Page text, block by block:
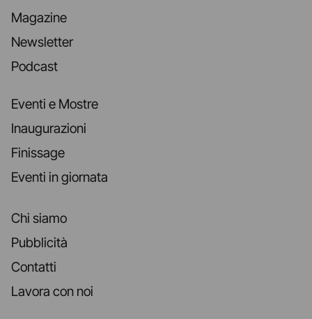
Magazine
Newsletter
Podcast
Eventi e Mostre
Inaugurazioni
Finissage
Eventi in giornata
Chi siamo
Pubblicità
Contatti
Lavora con noi